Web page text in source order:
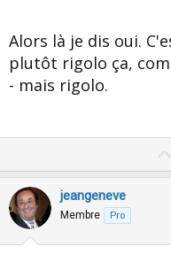
Alors là je dis oui.
plutôt rigolo ça,
- mais rigolo.
jeangeneve
Membre Pro